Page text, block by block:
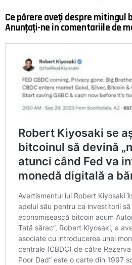
Ce părere aveți despre mitingul
Anunțați-ne în comentariile de